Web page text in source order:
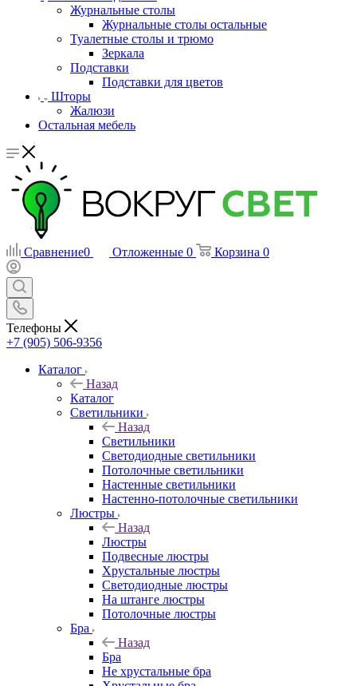
Журнальные столы
Журнальные столы остальные
Туалетные столы и трюмо
Зеркала
Подставки
Подставки для цветов
Шторы
Жалюзи
Остальная мебель
Сравнение0 Отложенные 0 Корзина 0
Телефоны
+7 (905) 506-9356
Каталог
Назад
Каталог
Светильники
Назад
Светильники
Светодиодные светильники
Потолочные светильники
Настенные светильники
Настенно-потолочные светильники
Люстры
Назад
Люстры
Подвесные люстры
Хрустальные люстры
Светодиодные люстры
На штанге люстры
Потолочные люстры
Бра
Назад
Бра
Не хрустальные бра